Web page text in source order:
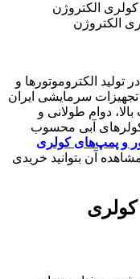
الکتروژن
الکتروژن
تولید الکتروموتورها و
سرمایشی ایران
دوام طولانی و
کولرهای آبی محسوب
و پمپ‌های کولری
آن بتوانید خریدی
کولری